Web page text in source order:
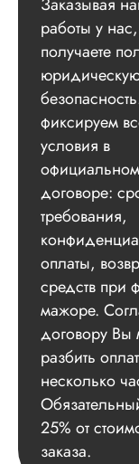
работы у
получаете
фиксируем
условия в
официальном
договоре:
требования,
оплаты,
средств при
мажоре.
договору Вы
разбить
несколько
25% от
заказа.